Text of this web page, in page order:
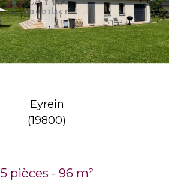
Eyrein
(19800)
5 pièces - 96 m²